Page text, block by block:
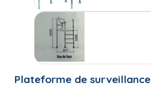
Plateforme de surveillance